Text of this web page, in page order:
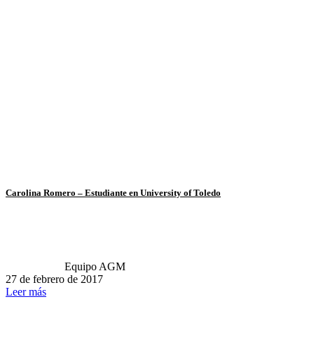
Carolina Romero – Estudiante en University of Toledo
Equipo AGM
27 de febrero de 2017
Leer más